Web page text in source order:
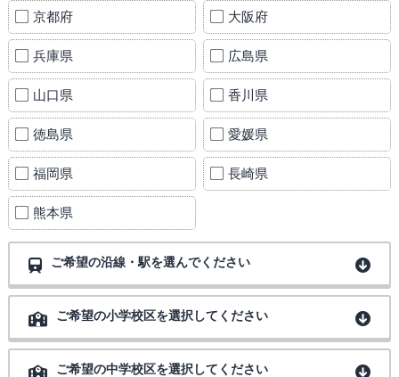
京都府 大阪府
兵庫県 広島県
山口県 香川県
徳島県 愛媛県
福岡県 長崎県
熊本県
ご希望の沿線・駅を選んでください
ご希望の小学校区を選択してください
ご希望の中学校区を選択してください